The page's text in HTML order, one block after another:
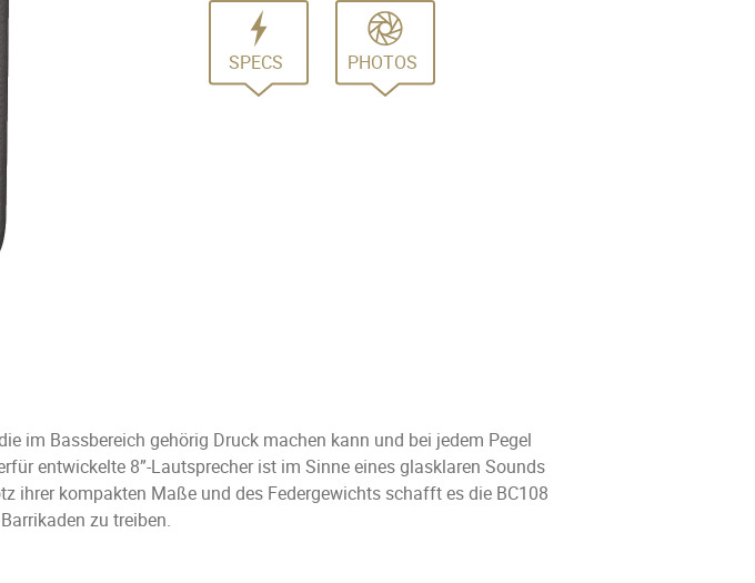
SPECS PHOTOS
im Bassbereich gehörig Druck machen kann und bei jedem Pegel
entwickelte 8”-Lautsprecher ist im Sinne eines glasklaren Sounds
ihrer kompakten Maße und des Federgewichts schafft es die BC108
zu treiben.